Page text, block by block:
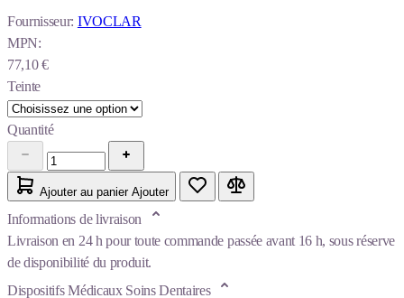
Fournisseur: IVOCLAR
MPN:
77,10 €
Teinte
Quantité
Ajouter au panier Ajouter
Informations de livraison
Livraison en 24 h pour toute commande passée avant 16 h, sous réserve
de disponibilité du produit.
Dispositifs Médicaux Soins Dentaires